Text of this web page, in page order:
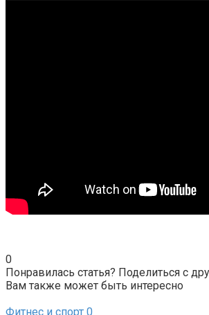
0
Понравилась статья? Поделиться с
Вам также может быть интересно
Фитнес и спорт 0